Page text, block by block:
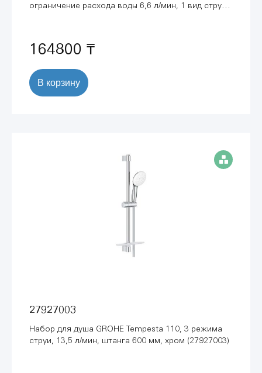
ограничение расхода воды 6,6 л/мин, 1 вид струи,
164800 ₸
В корзину
27927003
Набор для душа GROHE Tempesta 110, 3 режима
струи, 13,5 л/мин, штанга 600 мм, хром (27927003)